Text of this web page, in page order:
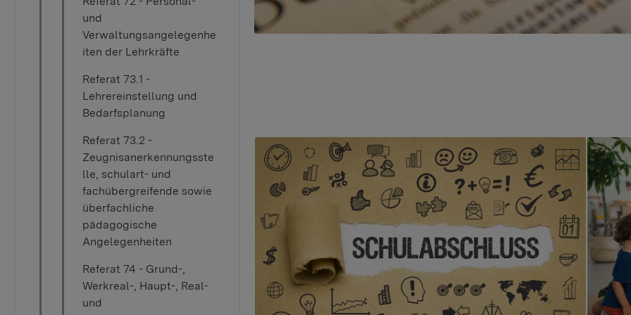
und
Verwaltungsangelegenhe
iten der Lehrkräfte
Referat 73.1 -
Lehrereinstellung und
Bedarfsplanung
Referat 73.2 -
Zeugnisanerkennungsste
lle, schulart- und
fachübergreifende sowie
überfachliche
pädagogische
Angelegenheiten
Referat 74 - Grund-,
Werkreal-, Haupt-, Real-
und